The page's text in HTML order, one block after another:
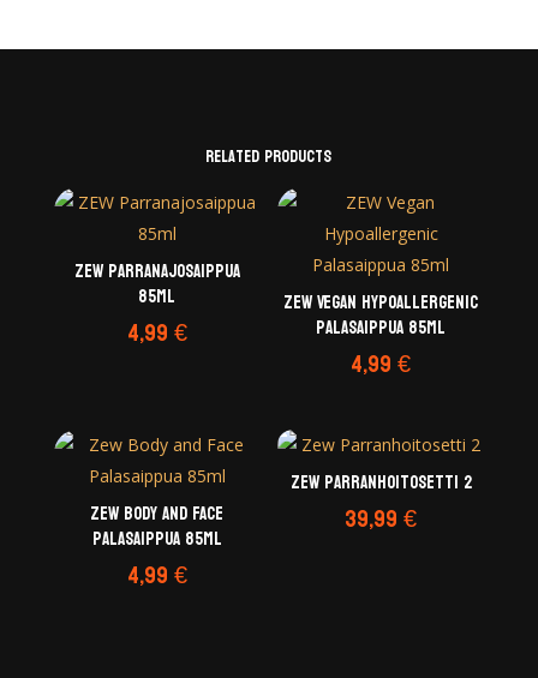
Related products
ZEW Parranajosaippua
85ml
4,99€
ZEW Vegan Hypoallergenic
Palasaippua 85ml
4,99€
Zew Body and Face
Palasaippua 85ml
4,99€
Zew Parranhoitosetti 2
39,99€